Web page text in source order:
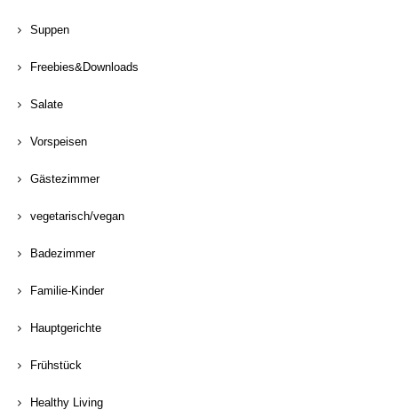
Suppen
Freebies&Downloads
Salate
Vorspeisen
Gästezimmer
vegetarisch/vegan
Badezimmer
Familie-Kinder
Hauptgerichte
Frühstück
Healthy Living